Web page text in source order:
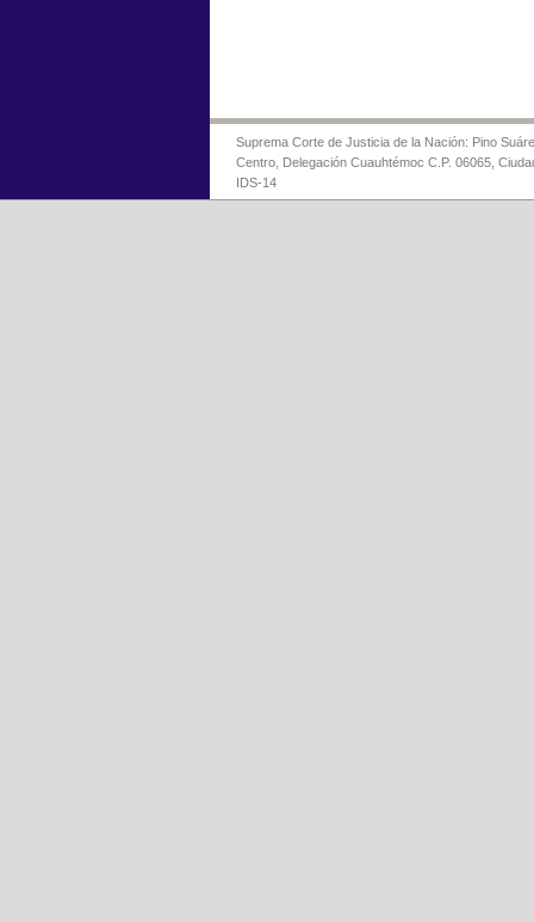
Suprema Corte de Justicia de la Nación: Pino
Centro, Delegación Cuauhtémoc C.P. 06065,
IDS-14